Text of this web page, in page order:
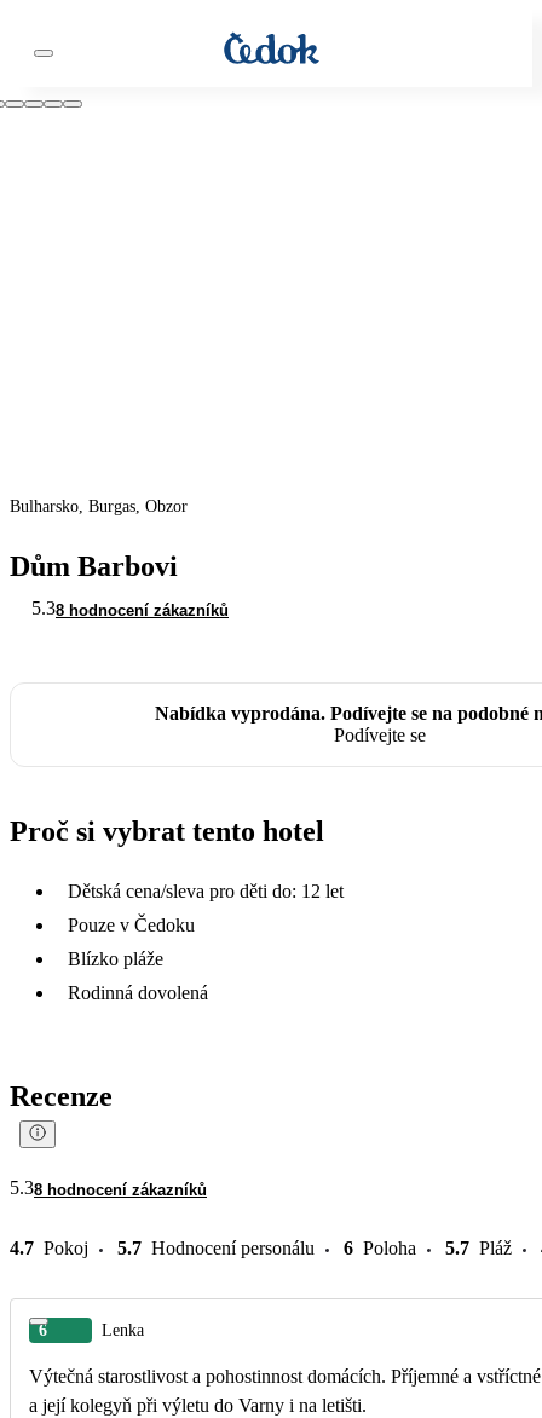
Bulharsko, Burgas, Obzor
Dům Barbovi
5.38 hodnocení zákazníků
Nabídka vyprodána. Podívejte se na podobné
Podívejte se
Proč si vybrat tento hotel
Dětská cena/sleva pro děti do: 12 let
Pouze v Čedoku
Blízko pláže
Rodinná dovolená
Recenze
5.38 hodnocení zákazníků
4.7 Pokoj 5.7 Hodnocení personálu 6 Poloha 5.7 Pláž
6 Lenka
Výtečná starostlivost a pohostinnost domácích. Příjemné a
a její kolegyň při výletu do Varny i na letišti.